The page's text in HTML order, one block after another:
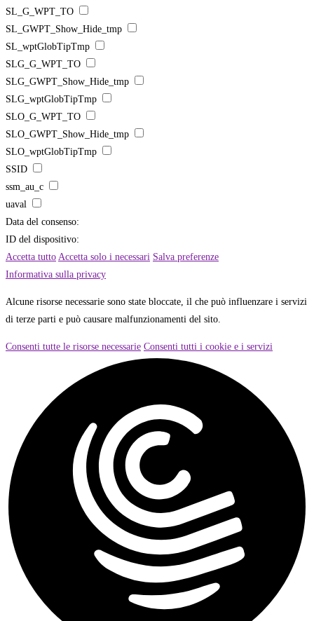
SL_G_WPT_TO
SL_GWPT_Show_Hide_tmp
SL_wptGlobTipTmp
SLG_G_WPT_TO
SLG_GWPT_Show_Hide_tmp
SLG_wptGlobTipTmp
SLO_G_WPT_TO
SLO_GWPT_Show_Hide_tmp
SLO_wptGlobTipTmp
SSID
ssm_au_c
uaval
Data del consenso:
ID del dispositivo:
Accetta tutto Accetta solo i necessari Salva preferenze
Informativa sulla privacy
Alcune risorse necessarie sono state bloccate, il che può influenzare i servizi
di terze parti e può causare malfunzionamenti del sito.
Consenti tutte le risorse necessarie Consenti tutti i cookie e i servizi